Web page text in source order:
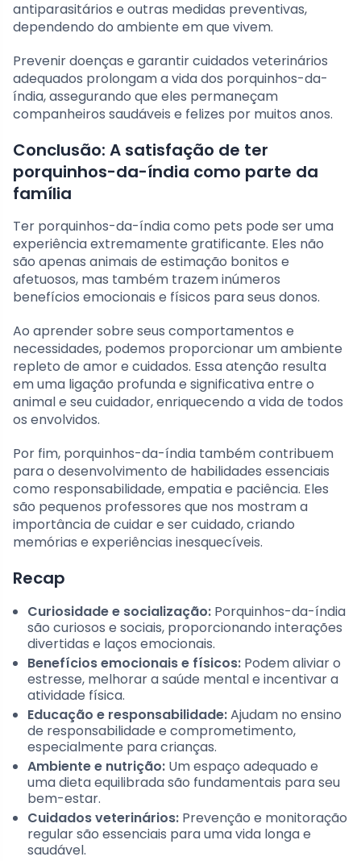
antiparasitários e outras medidas preventivas,
dependendo do ambiente em que vivem.
Prevenir doenças e garantir cuidados veterinários
adequados prolongam a vida dos porquinhos-da-
índia, assegurando que eles permaneçam
companheiros saudáveis e felizes por muitos anos.
Conclusão: A satisfação de ter
porquinhos-da-índia como parte da
família
Ter porquinhos-da-índia como pets pode ser uma
experiência extremamente gratificante. Eles não
são apenas animais de estimação bonitos e
afetuosos, mas também trazem inúmeros
benefícios emocionais e físicos para seus donos.
Ao aprender sobre seus comportamentos e
necessidades, podemos proporcionar um ambiente
repleto de amor e cuidados. Essa atenção resulta
em uma ligação profunda e significativa entre o
animal e seu cuidador, enriquecendo a vida de todos
os envolvidos.
Por fim, porquinhos-da-índia também contribuem
para o desenvolvimento de habilidades essenciais
como responsabilidade, empatia e paciência. Eles
são pequenos professores que nos mostram a
importância de cuidar e ser cuidado, criando
memórias e experiências inesquecíveis.
Recap
Curiosidade e socialização: Porquinhos-da-índia
são curiosos e sociais, proporcionando interações
divertidas e laços emocionais.
Benefícios emocionais e físicos: Podem aliviar o
estresse, melhorar a saúde mental e incentivar a
atividade física.
Educação e responsabilidade:Ajudam no ensino
de responsabilidade e comprometimento,
especialmente para crianças.
Ambiente e nutrição: Um espaço adequado e
uma dieta equilibrada são fundamentais para seu
bem-estar.
Cuidados veterinários: Prevenção e monitoração
regular são essenciais para uma vida longa e
saudável.